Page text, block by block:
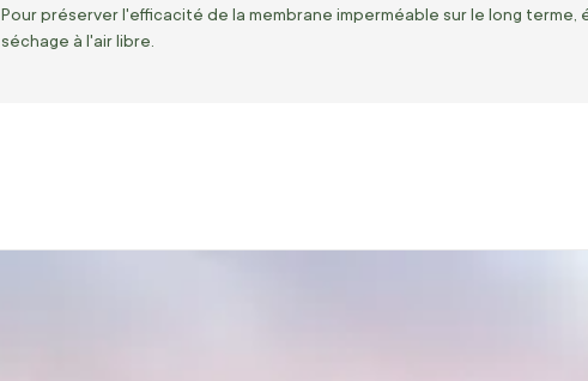
Pour préserver l'efficacité de la membrane imperméable sur le long
séchage à l'air libre.